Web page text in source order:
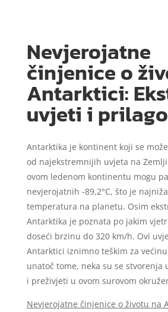
Nevjerojatne
činjenice o
Antarktici:
uvjeti i
Antarktika je kontinent koji se
od najekstremnijih uvjeta na
ovom ledenom kontinentu mogu
nevjerojatnih -89,2°C, što je
temperatura na planetu. Osim
Antarktika je poznata po jakim
doseći brzinu do 320 km/h. Ovi
Antarktici iznimno teškim za
unatoč tome, neka su se
i preživjeti u ovom surovom
Nevjerojatne činjenice o životu na